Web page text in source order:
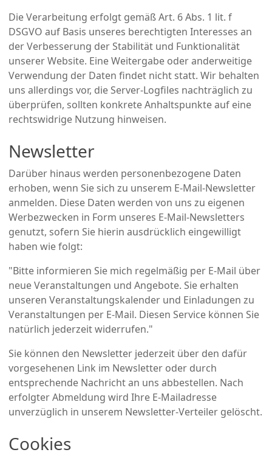
Die Verarbeitung erfolgt gemäß Art. 6 Abs. 1 lit. f
DSGVO auf Basis unseres berechtigten Interesses an
der Verbesserung der Stabilität und Funktionalität
unserer Website. Eine Weitergabe oder anderweitige
Verwendung der Daten findet nicht statt. Wir behalten
uns allerdings vor, die Server-Logfiles nachträglich zu
überprüfen, sollten konkrete Anhaltspunkte auf eine
rechtswidrige Nutzung hinweisen.
Newsletter
Darüber hinaus werden personenbezogene Daten
erhoben, wenn Sie sich zu unserem E-Mail-Newsletter
anmelden. Diese Daten werden von uns zu eigenen
Werbezwecken in Form unseres E-Mail-Newsletters
genutzt, sofern Sie hierin ausdrücklich eingewilligt
haben wie folgt:
"Bitte informieren Sie mich regelmäßig per E-Mail über
neue Veranstaltungen und Angebote. Sie erhalten
unseren Veranstaltungskalender und Einladungen zu
Veranstaltungen per E-Mail. Diesen Service können Sie
natürlich jederzeit widerrufen."
Sie können den Newsletter jederzeit über den dafür
vorgesehenen Link im Newsletter oder durch
entsprechende Nachricht an uns abbestellen. Nach
erfolgter Abmeldung wird Ihre E-Mailadresse
unverzüglich in unserem Newsletter-Verteiler gelöscht.
Cookies